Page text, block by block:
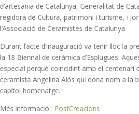
d’artesania de Catalunya, Generalitat de
regidora de Cultura, patrimoni i turisme, i
l’Associació de Ceramistes de Catalunya
Durant l’acte d’inauguració va tenir lloc la
la 18 Biennal de ceràmica d’Esplugues.
especial perquè coincidint amb el centenari
ceramista Angelina Alós qui dona nom a la
capítol homenatge.
Més informació : PostCreacions